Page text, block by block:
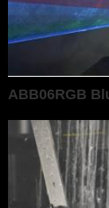
ABB06RGB